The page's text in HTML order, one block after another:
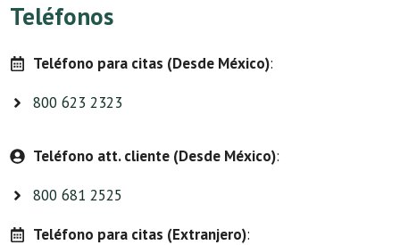
Teléfonos
Teléfono para citas (Desde México):
800 623 2323
Teléfono att. cliente (Desde México):
800 681 2525
Teléfono para citas (Extranjero):